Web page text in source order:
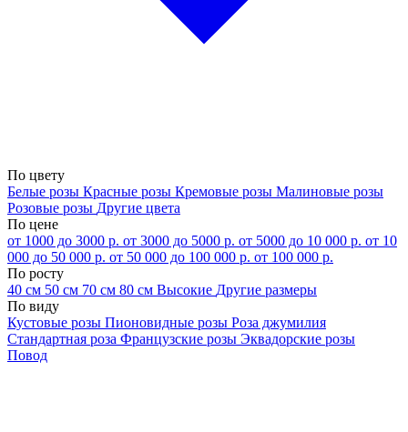
По цвету
Белые розы Красные розы Кремовые розы Малиновые розы
Розовые розы Другие цвета
По цене
от 1000 до 3000 р. от 3000 до 5000 р. от 5000 до 10 000 р. от 10
000 до 50 000 р. от 50 000 до 100 000 р. от 100 000 р.
По росту
40 см 50 см 70 см 80 см Высокие Другие размеры
По виду
Кустовые розы Пионовидные розы Роза джумилия
Стандартная роза Французские розы Эквадорские розы
Повод